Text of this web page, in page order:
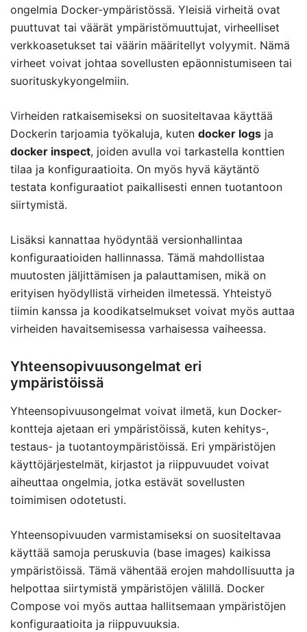
ongelmia Docker-ympäristössä. Yleisiä virheitä ovat
puuttuvat tai väärät ympäristömuuttujat, virheelliset
verkkoasetukset tai väärin määritellyt volyymit. Nämä
virheet voivat johtaa sovellusten epäonnistumiseen tai
suorituskykyongelmiin.
Virheiden ratkaisemiseksi on suositeltavaa käyttää
Dockerin tarjoamia työkaluja, kuten docker logs ja
docker inspect, joiden avulla voi tarkastella konttien
tilaa ja konfiguraatioita. On myös hyvä käytäntö
testata konfiguraatiot paikallisesti ennen tuotantoon
siirtymistä.
Lisäksi kannattaa hyödyntää versionhallintaa
konfiguraatioiden hallinnassa. Tämä mahdollistaa
muutosten jäljittämisen ja palauttamisen, mikä on
erityisen hyödyllistä virheiden ilmetessä. Yhteistyö
tiimin kanssa ja koodikatselmukset voivat myös auttaa
virheiden havaitsemisessa varhaisessa vaiheessa.
Yhteensopivuusongelmat eri
ympäristöissä
Yhteensopivuusongelmat voivat ilmetä, kun Docker-
kontteja ajetaan eri ympäristöissä, kuten kehitys-,
testaus- ja tuotantoympäristöissä. Eri ympäristöjen
käyttöjärjestelmät, kirjastot ja riippuvuudet voivat
aiheuttaa ongelmia, jotka estävät sovellusten
toimimisen odotetusti.
Yhteensopivuuden varmistamiseksi on suositeltavaa
käyttää samoja peruskuvia (base images) kaikissa
ympäristöissä. Tämä vähentää erojen mahdollisuutta ja
helpottaa siirtymistä ympäristöjen välillä. Docker
Compose voi myös auttaa hallitsemaan ympäristöjen
konfiguraatioita ja riippuvuuksia.